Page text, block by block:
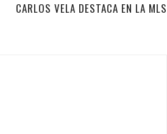
CARLOS VELA DESTACA EN LA MLS